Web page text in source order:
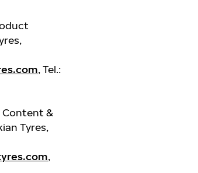
, Tel.:
Content &
Tyres,
,